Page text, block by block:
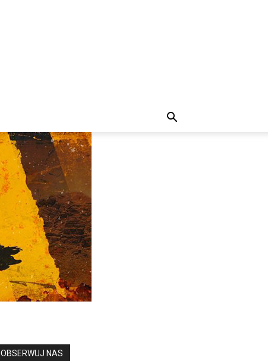
OBSERWUJ NAS